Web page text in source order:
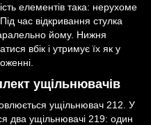
елементів така: нерухоме
час відкривання стулка
йому. Нижня
вбік і утримує їх як у
ущільнювачів
ущільнювач 212. У
два ущільнювачі 219: один